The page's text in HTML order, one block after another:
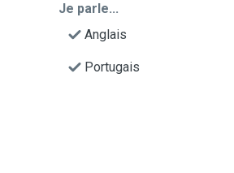
Je parle...
Anglais
Portugais